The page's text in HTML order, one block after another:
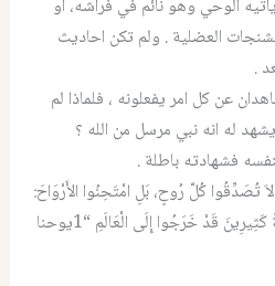
الوحي وهو نائم في فراشه، او
العضلية . ولم تكن احاديث
.
عن كل امر يفعلونه ، فلماذا لم
له انه نبي مرسل من الله ؟
فشهادته باطلة .
تُصَدِّقُوا كُلَّ رُوحٍ، بَلِ امْتَحِنُوا الأَرْوَاحَ:
هَلْ هِيَ مِنَ اللهِ؟ لأَنَّ أَنْبِيَاءَ كَذَبَةً كَثِيرِينَ قَدْ خَرَجُوا إِلَى الْعَالَمِ “1يوحنا